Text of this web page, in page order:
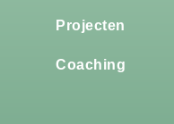
Projecten
Coaching